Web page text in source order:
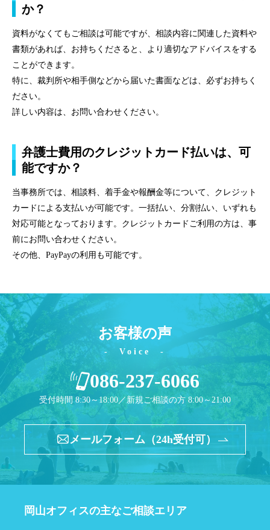
か？
資料がなくてもご相談は可能ですが、相談内容に関連した資料や
書類があれば、お持ちくださると、より適切なアドバイスをする
ことができます。
特に、裁判所や相手側などから届いた書面などは、必ずお持ちく
ださい。
詳しい内容は、お問い合わせください。
弁護士費用のクレジットカード払いは、可
能ですか？
当事務所では、相談料、着手金や報酬金等について、クレジット
カードによる支払いが可能です。一括払い、分割払い、いずれも
対応可能となっております。クレジットカードご利用の方は、事
前にお問い合わせください。
その他、PayPayの利用も可能です。
お客様の声
Voice
086-237-6066
受付時間 8:30～18:00／新規ご相談の方 8:00～21:00
メールフォーム（24h受付可）
岡山オフィスの主なご相談エリア